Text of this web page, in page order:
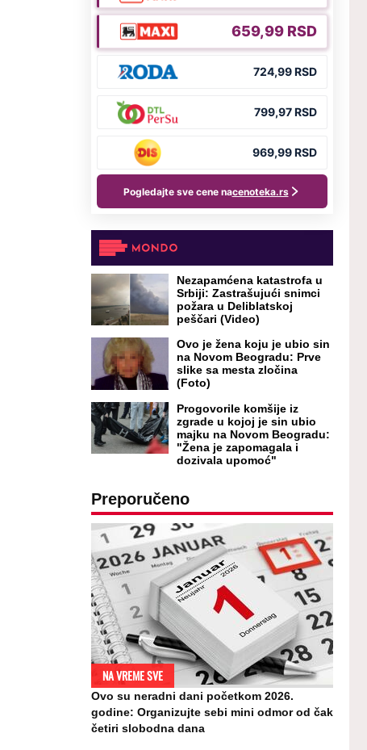
Nezapamćena katastrofa u
Srbiji: Zastrašujući snimci
požara u Deliblatskoj
peščari (Video)
Ovo je žena koju je ubio sin
na Novom Beogradu: Prve
slike sa mesta zločina
(Foto)
Progovorile komšije iz
zgrade u kojoj je sin ubio
majku na Novom Beogradu:
"Žena je zapomagala i
dozivala upomoć"
Preporučeno
NA VREME SVE
Ovo su neradni dani početkom 2026.
godine: Organizujte sebi mini odmor od čak
četiri slobodna dana